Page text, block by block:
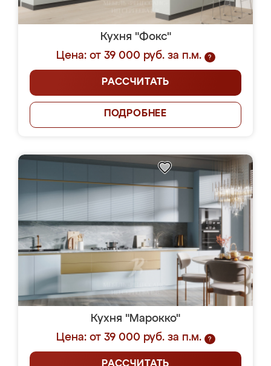
Кухня "Фокс"
Цена: от 39 000 руб. за п.м.
?
РАССЧИТАТЬ
ПОДРОБНЕЕ
Кухня "Марокко"
Цена: от 39 000 руб. за п.м.
?